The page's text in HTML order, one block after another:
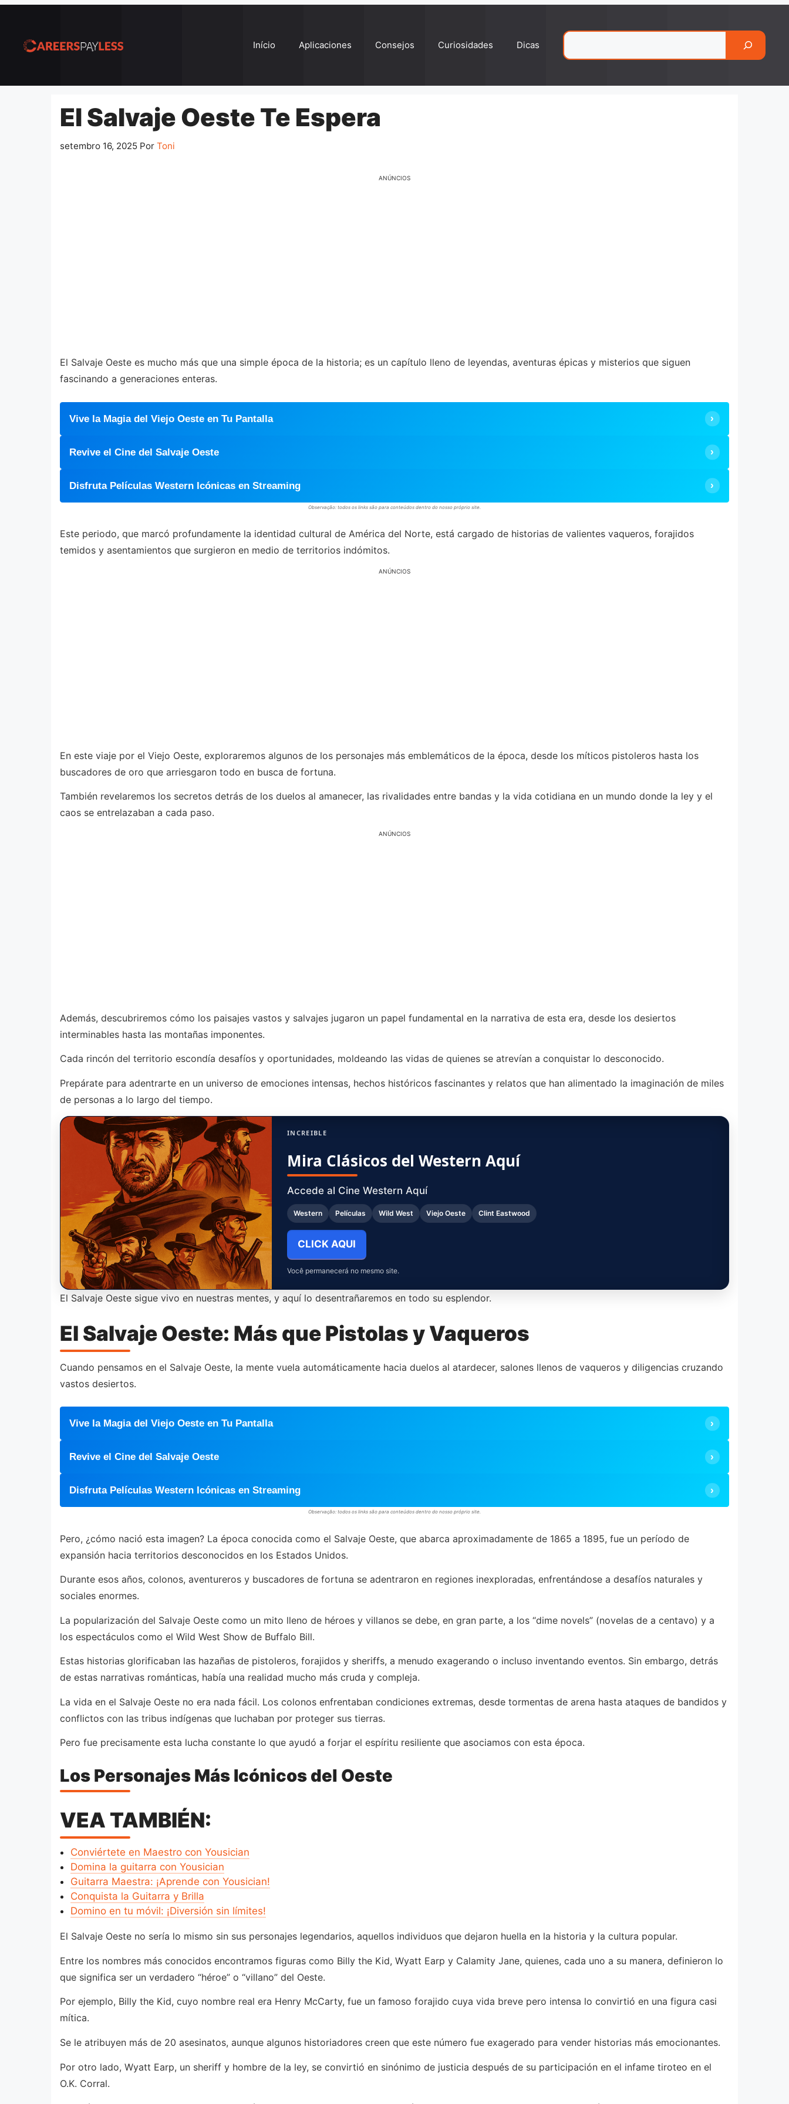
conteúdo
Início Aplicaciones Consejos Curiosidades Dicas
El Salvaje Oeste Te Espera
setembro 16, 2025 Por Toni
ANÚNCIOS
El Salvaje Oeste es mucho más que una simple época de la historia; es un capítulo lleno de leyendas, aventuras épicas y misterios que siguen
fascinando a generaciones enteras.
Vive la Magia del Viejo Oeste en Tu Pantalla
Revive el Cine del Salvaje Oeste
Disfruta Películas Western Icónicas en Streaming
Observação: todos os links são para conteúdos dentro do nosso próprio site.
Este periodo, que marcó profundamente la identidad cultural de América del Norte, está cargado de historias de valientes vaqueros, forajidos
temidos y asentamientos que surgieron en medio de territorios indómitos.
ANÚNCIOS
En este viaje por el Viejo Oeste, exploraremos algunos de los personajes más emblemáticos de la época, desde los míticos pistoleros hasta los
buscadores de oro que arriesgaron todo en busca de fortuna.
También revelaremos los secretos detrás de los duelos al amanecer, las rivalidades entre bandas y la vida cotidiana en un mundo donde la ley y el
caos se entrelazaban a cada paso.
ANÚNCIOS
Además, descubriremos cómo los paisajes vastos y salvajes jugaron un papel fundamental en la narrativa de esta era, desde los desiertos
interminables hasta las montañas imponentes.
Cada rincón del territorio escondía desafíos y oportunidades, moldeando las vidas de quienes se atrevían a conquistar lo desconocido.
Prepárate para adentrarte en un universo de emociones intensas, hechos históricos fascinantes y relatos que han alimentado la imaginación de miles
de personas a lo largo del tiempo.
INCREIBLE
Mira Clásicos del Western Aquí
Accede al Cine Western Aquí
Western Películas Wild West Viejo Oeste Clint Eastwood
CLICK AQUI
Você permanecerá no mesmo site.
El Salvaje Oeste sigue vivo en nuestras mentes, y aquí lo desentrañaremos en todo su esplendor.
El Salvaje Oeste: Más que Pistolas y Vaqueros
Cuando pensamos en el Salvaje Oeste, la mente vuela automáticamente hacia duelos al atardecer, salones llenos de vaqueros y diligencias cruzando
vastos desiertos.
Vive la Magia del Viejo Oeste en Tu Pantalla
Revive el Cine del Salvaje Oeste
Disfruta Películas Western Icónicas en Streaming
Observação: todos os links são para conteúdos dentro do nosso próprio site.
Pero, ¿cómo nació esta imagen? La época conocida como el Salvaje Oeste, que abarca aproximadamente de 1865 a 1895, fue un período de
expansión hacia territorios desconocidos en los Estados Unidos.
Durante esos años, colonos, aventureros y buscadores de fortuna se adentraron en regiones inexploradas, enfrentándose a desafíos naturales y
sociales enormes.
La popularización del Salvaje Oeste como un mito lleno de héroes y villanos se debe, en gran parte, a los “dime novels” (novelas de a centavo) y a
los espectáculos como el Wild West Show de Buffalo Bill.
Estas historias glorificaban las hazañas de pistoleros, forajidos y sheriffs, a menudo exagerando o incluso inventando eventos. Sin embargo, detrás
de estas narrativas románticas, había una realidad mucho más cruda y compleja.
La vida en el Salvaje Oeste no era nada fácil. Los colonos enfrentaban condiciones extremas, desde tormentas de arena hasta ataques de bandidos y
conflictos con las tribus indígenas que luchaban por proteger sus tierras.
Pero fue precisamente esta lucha constante lo que ayudó a forjar el espíritu resiliente que asociamos con esta época.
Los Personajes Más Icónicos del Oeste
VEA TAMBIÉN:
Conviértete en Maestro con Yousician
Domina la guitarra con Yousician
Guitarra Maestra: ¡Aprende con Yousician!
Conquista la Guitarra y Brilla
Domino en tu móvil: ¡Diversión sin límites!
El Salvaje Oeste no sería lo mismo sin sus personajes legendarios, aquellos individuos que dejaron huella en la historia y la cultura popular.
Entre los nombres más conocidos encontramos figuras como Billy the Kid, Wyatt Earp y Calamity Jane, quienes, cada uno a su manera, definieron lo
que significa ser un verdadero “héroe” o “villano” del Oeste.
Por ejemplo, Billy the Kid, cuyo nombre real era Henry McCarty, fue un famoso forajido cuya vida breve pero intensa lo convirtió en una figura casi
mítica.
Se le atribuyen más de 20 asesinatos, aunque algunos historiadores creen que este número fue exagerado para vender historias más emocionantes.
Por otro lado, Wyatt Earp, un sheriff y hombre de la ley, se convirtió en sinónimo de justicia después de su participación en el infame tiroteo en el
O.K. Corral.